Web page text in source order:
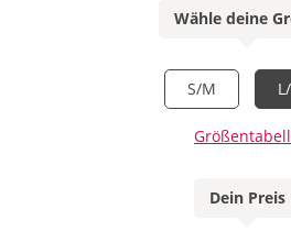
Wähle deine
S/M
Dein Preis